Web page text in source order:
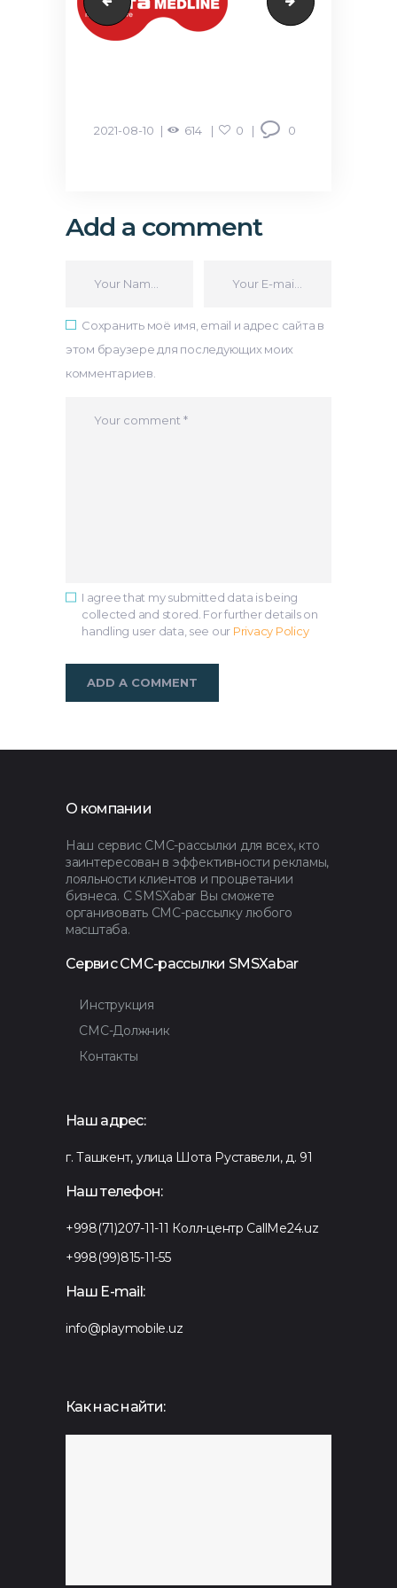
2021-08-10 614 0 0
Add a comment
Сохранить моё имя, email и адрес сайта в
этом браузере для последующих моих
комментариев.
I agree that my submitted data is being
collected and stored. For further details on
handling user data, see our Privacy Policy
О компании
Наш сервис СМС-рассылки для всех, кто
заинтересован в эффективности рекламы,
лояльности клиентов и процветании
бизнеса. С SMSXabar Вы сможете
организовать СМС-рассылку любого
масштаба.
Сервис СМС-рассылки SMSXabar
Инструкция
СМС-Должник
Контакты
Наш адрес:
г. Ташкент, улица Шота Руставели, д. 91
Наш телефон:
+998(71)207-11-11 Колл-центр CallMe24.uz
+998(99)815-11-55
Наш E-mail:
info@playmobile.uz
Как нас найти: